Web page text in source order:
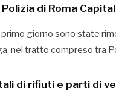
di Roma
primo giorno sono state
nel tratto compreso tra
di rifiuti e parti di